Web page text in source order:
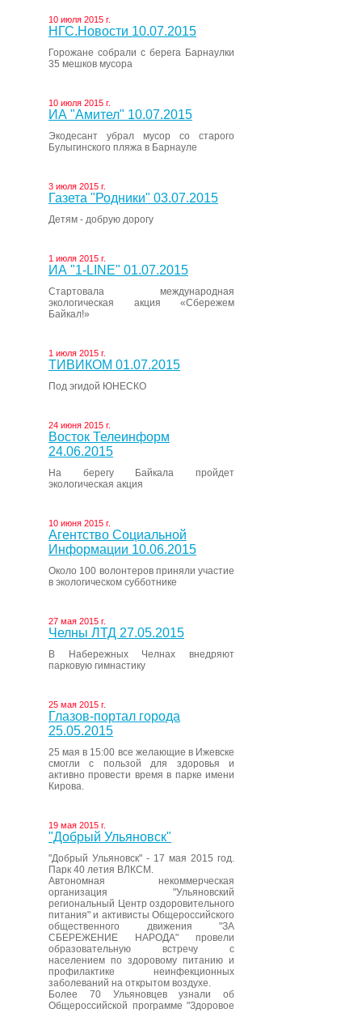
10 июля 2015 г.
НГС.Новости 10.07.2015
Горожане собрали с берега Барнаулки
35 мешков мусора
10 июля 2015 г.
ИА "Амител" 10.07.2015
Экодесант убрал мусор со старого
Булыгинского пляжа в Барнауле
3 июля 2015 г.
Газета "Родники" 03.07.2015
Детям - добрую дорогу
1 июля 2015 г.
ИА "1-LINE" 01.07.2015
Стартовала международная
экологическая акция «Сбережем
Байкал!»
1 июля 2015 г.
ТИВИКОМ 01.07.2015
Под эгидой ЮНЕСКО
24 июня 2015 г.
Восток Телеинформ
24.06.2015
На берегу Байкала пройдет
экологическая акция
10 июня 2015 г.
Агентство Социальной
Информации 10.06.2015
Около 100 волонтеров приняли участие
в экологическом субботнике
27 мая 2015 г.
Челны ЛТД 27.05.2015
В Набережных Челнах внедряют
парковую гимнастику
25 мая 2015 г.
Глазов-портал города
25.05.2015
25 мая в 15:00 все желающие в Ижевске
смогли с пользой для здоровья и
активно провести время в парке имени
Кирова.
19 мая 2015 г.
"Добрый Ульяновск"
"Добрый Ульяновск" - 17 мая 2015 год.
Парк 40 летия ВЛКСМ.
Автономная некоммерческая
организация "Ульяновский
региональный Центр оздоровительного
питания" и активисты Общероссийского
общественного движения "ЗА
СБЕРЕЖЕНИЕ НАРОДА" провели
образовательную встречу с
населением по здоровому питанию и
профилактике неинфекционных
заболеваний на открытом воздухе.
Более 70 Ульяновцев узнали об
Общероссийской программе "Здоровое